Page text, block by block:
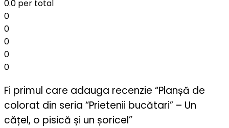
0.0 per total
0
0
0
0
0
Fi primul care adauga recenzie “Planșă de
colorat din seria “Prietenii bucătari” – Un
cățel, o pisică și un șoricel”